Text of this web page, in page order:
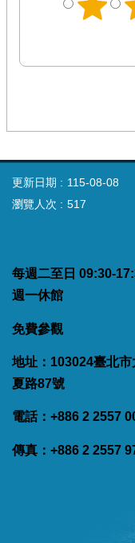
更新日期
115-08-08
瀏覽人次
517
每週二至日 09:30-
週一休館
免費參觀
地址：103024臺北
夏路87號
電話：+886 2 2557
傳真：+886 2 2557